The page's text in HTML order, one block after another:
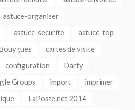
astuce-organiser
astuce-securite
astuce-top
Bouygues
cartes de visite
configuration
Darty
Groups import
imprimer
LaPoste.net 2014